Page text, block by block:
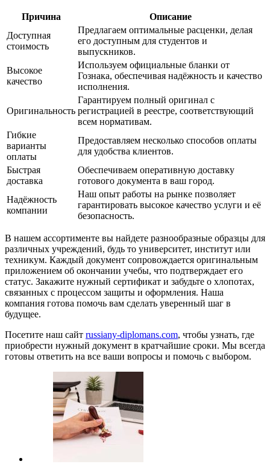
Причина
Описание
Доступная
стоимость
Предлагаем оптимальные расценки, делая
его доступным для студентов и
выпускников.
Высокое
качество
Используем официальные бланки от
Гознака, обеспечивая надёжность и качество
исполнения.
Оригинальность
Гарантируем полный оригинал с
регистрацией в реестре, соответствующий
всем нормативам.
Гибкие
варианты
оплаты
Предоставляем несколько способов оплаты
для удобства клиентов.
Быстрая
доставка
Обеспечиваем оперативную доставку
готового документа в ваш город.
Надёжность
компании
Наш опыт работы на рынке позволяет
гарантировать высокое качество услуги и её
безопасность.
В нашем ассортименте вы найдете разнообразные образцы для
различных учреждений, будь то университет, институт или
техникум. Каждый документ сопровождается оригинальным
приложением об окончании учебы, что подтверждает его
статус. Закажите нужный сертификат и забудьте о хлопотах,
связанных с процессом защиты и оформления. Наша
компания готова помочь вам сделать уверенный шаг в
будущее.
Посетите наш сайт russiany-diplomans.com, чтобы узнать, где
приобрести нужный документ в кратчайшие сроки. Мы всегда
готовы ответить на все ваши вопросы и помочь с выбором.